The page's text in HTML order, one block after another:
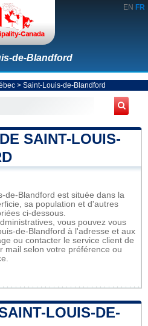
EN FR
de-Blandford
> Saint-Louis-de-Blandford
SAINT-LOUIS-
de-Blandford est située dans la
sa population et d'autres
ci-dessous.
vous pouvez vous
de-Blandford à l'adresse et aux
ou contacter le service client de
mail selon votre préférence ou
LOUIS-DE-